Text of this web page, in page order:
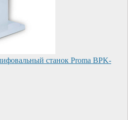
станок Proma BPK-